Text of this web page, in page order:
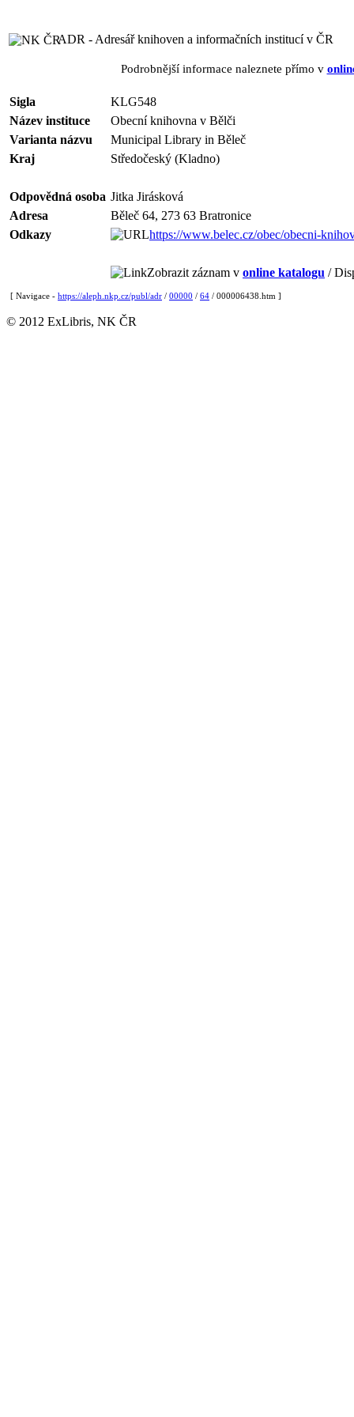
ADR - Adresář knihoven a informačních institucí v ČR
Podrobnější informace naleznete přímo v
Sigla
KLG548
Název instituce
Obecní knihovna v Bělči
Varianta názvu
Municipal Library in Běleč
Kraj
Středočeský (Kladno)
Odpovědná osoba Jitka Jirásková
Adresa
Běleč 64, 273 63 Bratronice
Odkazy
https://www.belec.cz/obec/obecni-
Zobrazit záznam v online katalogu /
[ Navigace - https://aleph.nkp.cz/publ/adr / 00000 / 64 / 000006438.htm ]
© 2012 ExLibris, NK ČR